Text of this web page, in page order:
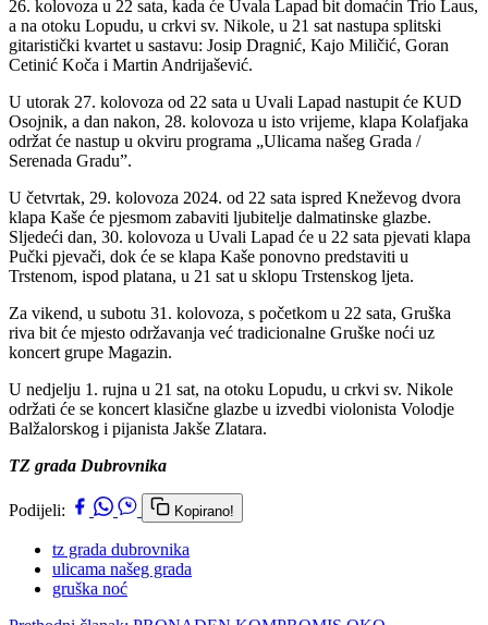
26. kolovoza u 22 sata, kada će Uvala Lapad bit domaćin Trio Laus,
a na otoku Lopudu, u crkvi sv. Nikole, u 21 sat nastupa splitski
gitaristički kvartet u sastavu: Josip Dragnić, Kajo Miličić, Goran
Cetinić Koča i Martin Andrijašević.
U utorak 27. kolovoza od 22 sata u Uvali Lapad nastupit će KUD
Osojnik, a dan nakon, 28. kolovoza u isto vrijeme, klapa Kolafjaka
održat će nastup u okviru programa „Ulicama našeg Grada /
Serenada Gradu”.
U četvrtak, 29. kolovoza 2024. od 22 sata ispred Kneževog dvora
klapa Kaše će pjesmom zabaviti ljubitelje dalmatinske glazbe.
Sljedeći dan, 30. kolovoza u Uvali Lapad će u 22 sata pjevati klapa
Pučki pjevači, dok će se klapa Kaše ponovno predstaviti u
Trstenom, ispod platana, u 21 sat u sklopu Trstenskog ljeta.
Za vikend, u subotu 31. kolovoza, s početkom u 22 sata, Gruška
riva bit će mjesto održavanja već tradicionalne Gruške noći uz
koncert grupe Magazin.
U nedjelju 1. rujna u 21 sat, na otoku Lopudu, u crkvi sv. Nikole
održati će se koncert klasične glazbe u izvedbi violonista Volodje
Balžalorskog i pijanista Jakše Zlatara.
TZ grada Dubrovnika
Podijeli: Kopirano!
tz grada dubrovnika
ulicama našeg grada
gruška noć